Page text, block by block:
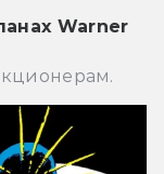
Warner